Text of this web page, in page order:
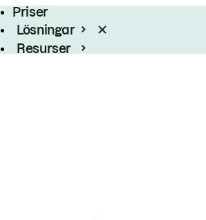
Priser
Lösningar
Resurser